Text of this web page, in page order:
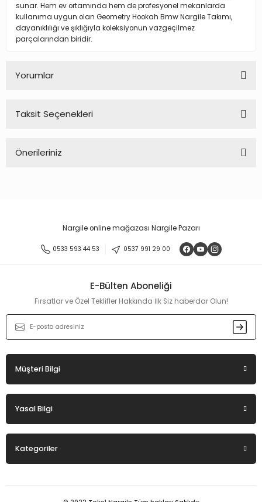
sunar. Hem ev ortamında hem de profesyonel mekanlarda
kullanıma uygun olan Geometry Hookah Bmw Nargile Takımı,
dayanıklılığı ve şıklığıyla koleksiyonun vazgeçilmez
parçalarından biridir.
Yorumlar
Taksit Seçenekleri
Önerileriniz
Ürün resmi kalitesiz, bozuk veya görüntülenemiyor.
Ürün bilgilerinde hatalar bulunuyor.
Ürün fiyatı diğer sitelerden daha pahalı.
Bu ürüne benzer farklı alternatifler olmalı.
Nargile online mağazası Nargile Pazarı
0533 593 44 53 0537 991 29 00
E-Bülten Aboneliği
Fırsatlar ve Özel Teklifler Hakkında İlk Siz haberdar Olun!
Müşteri Bilgi
Yasal Bilgi
Kategoriler